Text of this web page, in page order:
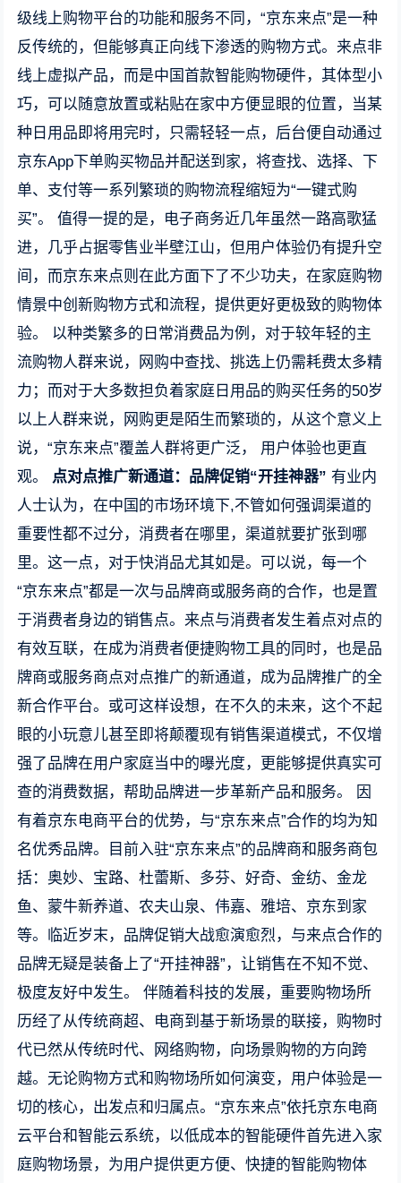
级线上购物平台的功能和服务不同，“京东来点”是一种
反传统的，但能够真正向线下渗透的购物方式。来点非
线上虚拟产品，而是中国首款智能购物硬件，其体型小
巧，可以随意放置或粘贴在家中方便显眼的位置，当某
种日用品即将用完时，只需轻轻一点，后台便自动通过
京东App下单购买物品并配送到家，将查找、选择、下
单、支付等一系列繁琐的购物流程缩短为“一键式购
买”。 值得一提的是，电子商务近几年虽然一路高歌猛
进，几乎占据零售业半壁江山，但用户体验仍有提升空
间，而京东来点则在此方面下了不少功夫，在家庭购物
情景中创新购物方式和流程，提供更好更极致的购物体
验。 以种类繁多的日常消费品为例，对于较年轻的主
流购物人群来说，网购中查找、挑选上仍需耗费太多精
力；而对于大多数担负着家庭日用品的购买任务的50岁
以上人群来说，网购更是陌生而繁琐的，从这个意义上
说，“京东来点”覆盖人群将更广泛， 用户体验也更直
观。 点对点推广新通道：品牌促销“开挂神器” 有业内
人士认为，在中国的市场环境下,不管如何强调渠道的
重要性都不过分，消费者在哪里，渠道就要扩张到哪
里。这一点，对于快消品尤其如是。可以说，每一个
“京东来点”都是一次与品牌商或服务商的合作，也是置
于消费者身边的销售点。来点与消费者发生着点对点的
有效互联，在成为消费者便捷购物工具的同时，也是品
牌商或服务商点对点推广的新通道，成为品牌推广的全
新合作平台。或可这样设想，在不久的未来，这个不起
眼的小玩意儿甚至即将颠覆现有销售渠道模式，不仅增
强了品牌在用户家庭当中的曝光度，更能够提供真实可
查的消费数据，帮助品牌进一步革新产品和服务。 因
有着京东电商平台的优势，与“京东来点”合作的均为知
名优秀品牌。目前入驻“京东来点”的品牌商和服务商包
括：奥妙、宝路、杜蕾斯、多芬、好奇、金纺、金龙
鱼、蒙牛新养道、农夫山泉、伟嘉、雅培、京东到家
等。临近岁末，品牌促销大战愈演愈烈，与来点合作的
品牌无疑是装备上了“开挂神器”，让销售在不知不觉、
极度友好中发生。 伴随着科技的发展，重要购物场所
历经了从传统商超、电商到基于新场景的联接，购物时
代已然从传统时代、网络购物，向场景购物的方向跨
越。无论购物方式和购物场所如何演变，用户体验是一
切的核心，出发点和归属点。“京东来点”依托京东电商
云平台和智能云系统，以低成本的智能硬件首先进入家
庭购物场景，为用户提供更方便、快捷的智能购物体